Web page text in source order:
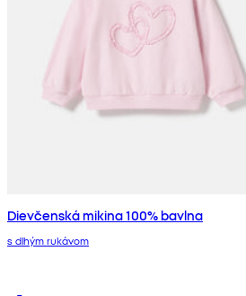
Dievčenská mikina 100% bavlna
s dlhým rukávom